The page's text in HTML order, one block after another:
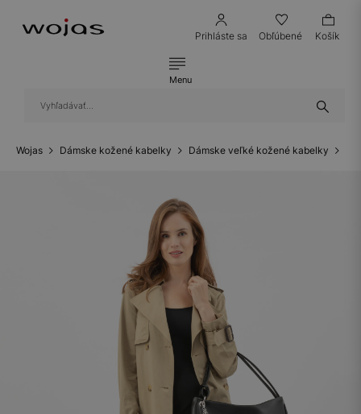
Prihláste sa Obľúbené Košík
Menu
Wojas Dámske kožené kabelky Dámske veľké kožené kabelky